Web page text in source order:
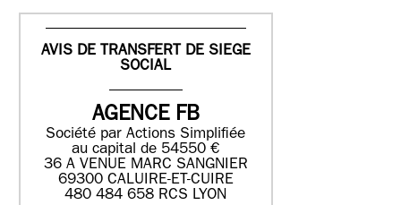
AVIS DE TRANSFERT DE SIEGE
SOCIAL
AGENCE FB
Société par Actions Simplifiée
au capital de 54550 €
36 A VENUE MARC SANGNIER
69300 CALUIRE-ET-CUIRE
480 484 658 RCS LYON